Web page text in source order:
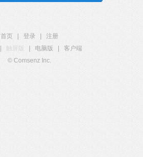
首页 登录
注册
触屏版 电脑版
客户端
© Comsenz Inc.